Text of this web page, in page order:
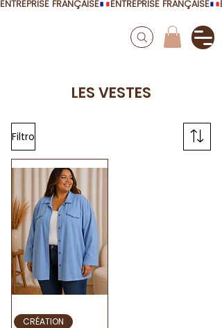
ENTREPRISE FRANÇAISE
LES VESTES
Filtro
CRÉATION